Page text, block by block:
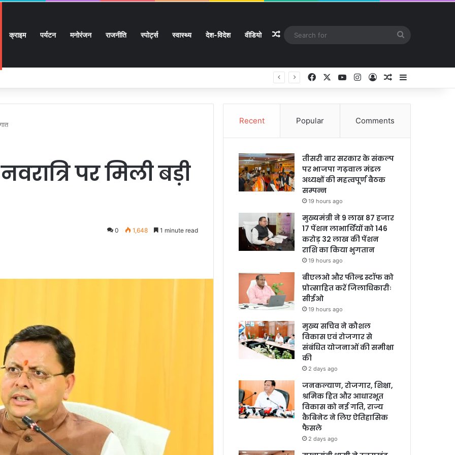
क्राइम पर्यटन मनोरंजन राजनीति स्पोर्ट्स स्वास्थ्य देश-विदेश वीडियो Random Article
87 हजार 17 पेंशन लाभार्थियों को 146 करोड़ 32 लाख की पेंशन राशि का किया भुगतान Facebook YouTubeInstagram
Log InRandom Article
पर मिली बड़ी
0 1,648 1 minute read
Recent Popular Comments
तीसरी बार सरकार के संकल्प
पर भाजपा गढ़वाल मंडल
अध्यक्षों की महत्वपूर्ण बैठक
सम्पन्न
19 hours ago
मुख्यमंत्री ने 9 लाख 87 हजार
17 पेंशन लाभार्थियों को 146
करोड़ 32 लाख की पेंशन
राशि का किया भुगतान
19 hours ago
बीएलओ और फील्ड स्टॉफ को
प्रोत्साहित करें जिलाधिकारीः
सीईओ
19 hours ago
मुख्य सचिव ने कौशल
विकास एवं रोजगार से
संबंधित योजनाओं की समीक्षा
की
2 days ago
जनकल्याण, रोजगार, शिक्षा,
श्रमिक हित और आधारभूत
विकास को नई गति, राज्य
कैबिनेट ने लिए ऐतिहासिक
फैसले
2 days ago